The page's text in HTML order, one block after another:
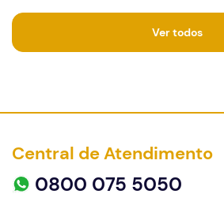
Ver todos
Central de Atendimento
0800 075 5050